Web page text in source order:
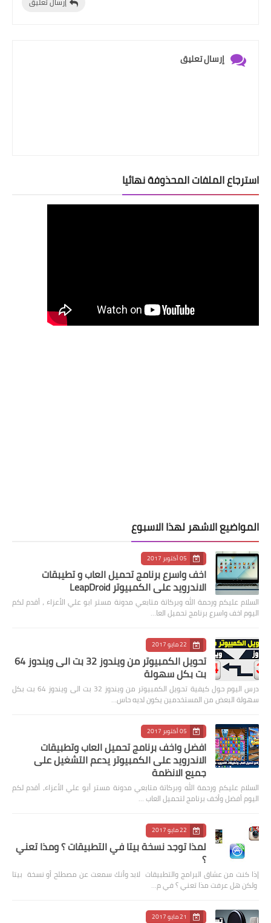
إرسال تعليق
استرجاع الملفات المحذوفة نهائيا
المواضيع الاشهر لهذا الاسبوع
05 أكتوبر 2017
اخف واسرع برنامج تحميل العاب و تطيبقات
الاندرويد على الكمبيوتر LeapDroid
السلام عليكم ورحمة الله وبركاتة متابعي مدونة مستر ابو علي الأعزاء ، أقدم لكم
اليوم اخف واسرع برنامج تحميل العا…
22 مايو 2017
تحويل الكمبيوتر من ويندوز 32 بت الى ويندوز 64
بت بكل سهولة
درس اليوم حول كيفية تحويل الكمبيوتر من ويندوز 32 بت الى ويندوز 64 بت بكل
سهولة البعض من المستخدمين يكون لديه حاس…
05 أكتوبر 2017
افضل واخف برنامج تحميل العاب وتطبيقات
الاندرويد على الكمبيوتر يدعم التشغيل على
جميع الانظمة
السلام عليكم ورحمة الله وبركاتة متابعي مدونة مستر أبو علي الأعزاء، أقدم لكم
اليوم أفضل وأخف برنامج لتحميل العاب …
22 مايو 2017
لمذا توجد نسخة بيتا في التطبيقات ؟ ومذا تعني
؟
إذا كنت من عشاق البرامج والتطبيقات لابد وأنك سمعت عن مصطلح أو نسخة بيتا
ولكن هل عرفت مذا تعني ؟ في م…
21 مايو 2017